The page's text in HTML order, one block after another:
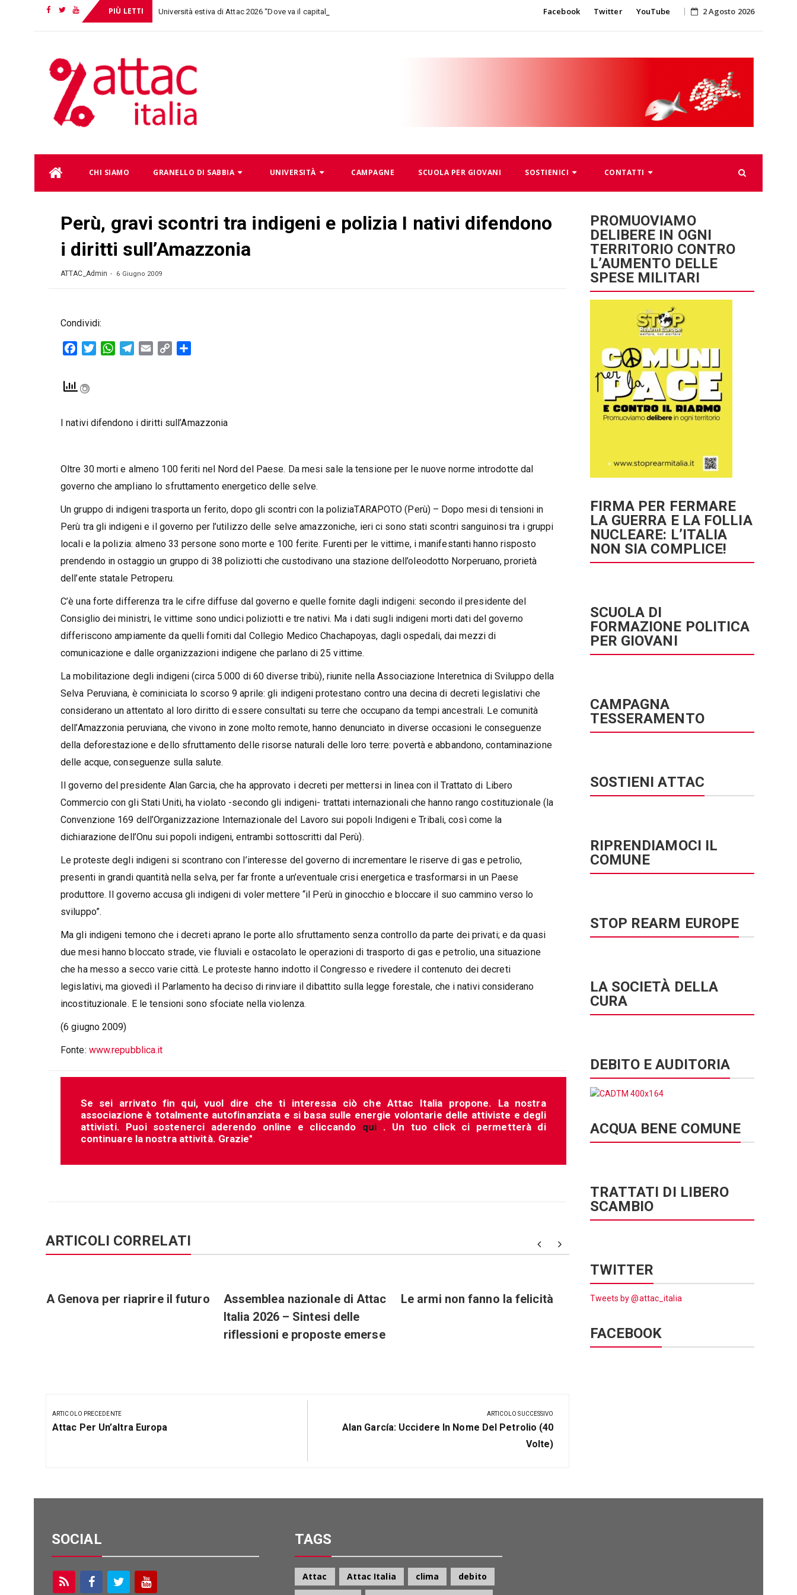
FacebookTwitterYouTube PIÙ LETTI Università estiva di Attac 2026 “Dove va il capitalismo, dove a Skip
content
Facebook Twitter YouTube 2 Agosto 2026
CHI SIAMO GRANELLO DI SABBIA UNIVERSITÀ CAMPAGNE SCUOLA PER GIOVANI SOSTIENICI CONTATTI
Perù, gravi scontri tra indigeni e polizia I nativi difendono
i diritti sull’Amazzonia
ATTAC_Admin 6 Giugno 2009
Condividi:
FacebookTwitterWhatsAppTelegram
Email
Copy
I nativi difendono i diritti sull’Amazzonia
Oltre 30 morti e almeno 100 feriti nel Nord del Paese. Da mesi sale la tensione per le nuove norme introdotte dal
governo che ampliano lo sfruttamento energetico delle selve.
Un gruppo di indigeni trasporta un ferito, dopo gli scontri con la poliziaTARAPOTO (Perù) – Dopo mesi di tensioni in
Perù tra gli indigeni e il governo per l’utilizzo delle selve amazzoniche, ieri ci sono stati scontri sanguinosi tra i gruppi
locali e la polizia: almeno 33 persone sono morte e 100 ferite. Furenti per le vittime, i manifestanti hanno risposto
prendendo in ostaggio un gruppo di 38 poliziotti che custodivano una stazione dell’oleodotto Norperuano, prorietà
dell’ente statale Petroperu.
C’è una forte differenza tra le cifre diffuse dal governo e quelle fornite dagli indigeni: secondo il presidente del
Consiglio dei ministri, le vittime sono undici poliziotti e tre nativi. Ma i dati sugli indigeni morti dati del governo
differiscono ampiamente da quelli forniti dal Collegio Medico Chachapoyas, dagli ospedali, dai mezzi di
comunicazione e dalle organizzazioni indigene che parlano di 25 vittime.
La mobilitazione degli indigeni (circa 5.000 di 60 diverse tribù), riunite nella Associazione Interetnica di Sviluppo della
Selva Peruviana, è cominiciata lo scorso 9 aprile: gli indigeni protestano contro una decina di decreti legislativi che
considerano un attentato al loro diritto di essere consultati su terre che occupano da tempi ancestrali. Le comunità
dell’Amazzonia peruviana, che vivono in zone molto remote, hanno denunciato in diverse occasioni le conseguenze
della deforestazione e dello sfruttamento delle risorse naturali delle loro terre: povertà e abbandono, contaminazione
delle acque, conseguenze sulla salute.
Il governo del presidente Alan Garcia, che ha approvato i decreti per mettersi in linea con il Trattato di Libero
Commercio con gli Stati Uniti, ha violato -secondo gli indigeni- trattati internazionali che hanno rango costituzionale (la
Convenzione 169 dell’Organizzazione Internazionale del Lavoro sui popoli Indigeni e Tribali, così come la
dichiarazione dell’Onu sui popoli indigeni, entrambi sottoscritti dal Perù).
Le proteste degli indigeni si scontrano con l’interesse del governo di incrementare le riserve di gas e petrolio,
presenti in grandi quantità nella selva, per far fronte a un’eventuale crisi energetica e trasformarsi in un Paese
produttore. Il governo accusa gli indigeni di voler mettere “il Perù in ginocchio e bloccare il suo cammino verso lo
sviluppo”.
Ma gli indigeni temono che i decreti aprano le porte allo sfruttamento senza controllo da parte dei privati; e da quasi
due mesi hanno bloccato strade, vie fluviali e ostacolato le operazioni di trasporto di gas e petrolio, una situazione
che ha messo a secco varie città. Le proteste hanno indotto il Congresso e rivedere il contenuto dei decreti
legislativi, ma giovedì il Parlamento ha deciso di rinviare il dibattito sulla legge forestale, che i nativi considerano
incostituzionale. E le tensioni sono sfociate nella violenza.
(6 giugno 2009)
Fonte: www.repubblica.it
Se sei arrivato fin qui, vuol dire che ti interessa ciò che Attac Italia propone. La nostra
associazione è totalmente autofinanziata e si basa sulle energie volontarie delle attiviste e degli
attivisti. Puoi sostenerci aderendo online e cliccando qui . Un tuo click ci permetterà di
continuare la nostra attività. Grazie"
ARTICOLI CORRELATI
A Genova per riaprire il futuro
Assemblea nazionale di Attac
Italia 2026 – Sintesi delle
riflessioni e proposte emerse
Le armi non fanno la felicità
articoli
ARTICOLO PRECEDENTE
Articolo
Attac Per Un’altra Europa
ARTICOLO SUCCESSIVO
Prossimo
Alan García: Uccidere In Nome Del Petrolio (40
Volte)
PROMUOVIAMO
DELIBERE IN OGNI
TERRITORIO CONTRO
L’AUMENTO DELLE
SPESE MILITARI
FIRMA PER FERMARE
LA GUERRA E LA FOLLIA
NUCLEARE: L’ITALIA
NON SIA COMPLICE!
SCUOLA DI
FORMAZIONE POLITICA
PER GIOVANI
CAMPAGNA
TESSERAMENTO
SOSTIENI ATTAC
RIPRENDIAMOCI IL
COMUNE
STOP REARM EUROPE
LA SOCIETÀ DELLA
CURA
DEBITO E AUDITORIA
ACQUA BENE COMUNE
TRATTATI DI LIBERO
SCAMBIO
TWITTER
Tweets by @attac_italia
FACEBOOK
SOCIAL TAGS
Attac Attac Italia clima
debito